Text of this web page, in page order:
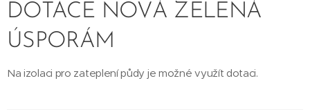
DOTACE NOVÁ ZELENÁ
ÚSPORÁM
Na izolaci pro zateplení půdy je možné využít dotaci.